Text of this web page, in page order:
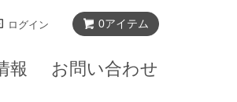
0アイテム
ログイン
報 お問い合わせ